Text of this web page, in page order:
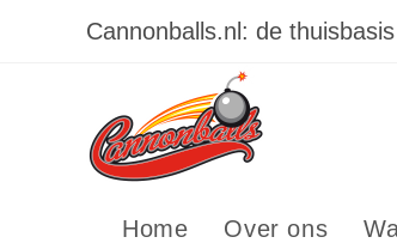
Cannonballs.nl: de
Home Over ons